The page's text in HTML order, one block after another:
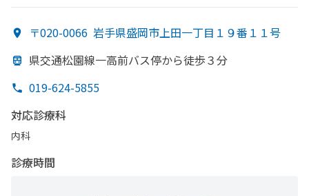
〒020-0066 岩手県盛岡市上田一丁目１９番１１号
県交通松園線一高前バス停から徒歩３分
019-624-5855
対応診療科
内科
診療時間